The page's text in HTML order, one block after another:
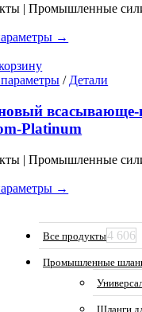
можно
на
| Промышленные
→
Этот
имеет
несколько
вариаций.
можно
на
товара.
/ Детали
Platinum
| Промышленные
→
Все продукты4 606
Промышленные
Шланги